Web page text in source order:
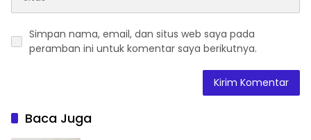
Simpan nama, email, dan situs web saya pada
peramban ini untuk komentar saya berikutnya.
Baca Juga